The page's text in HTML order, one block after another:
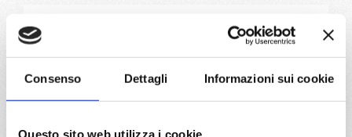
Consenso Dettagli Informazioni sui cookie
Questo sito web utilizza i cookie
Mediterraneo8 giorni
conMSC
Seashore